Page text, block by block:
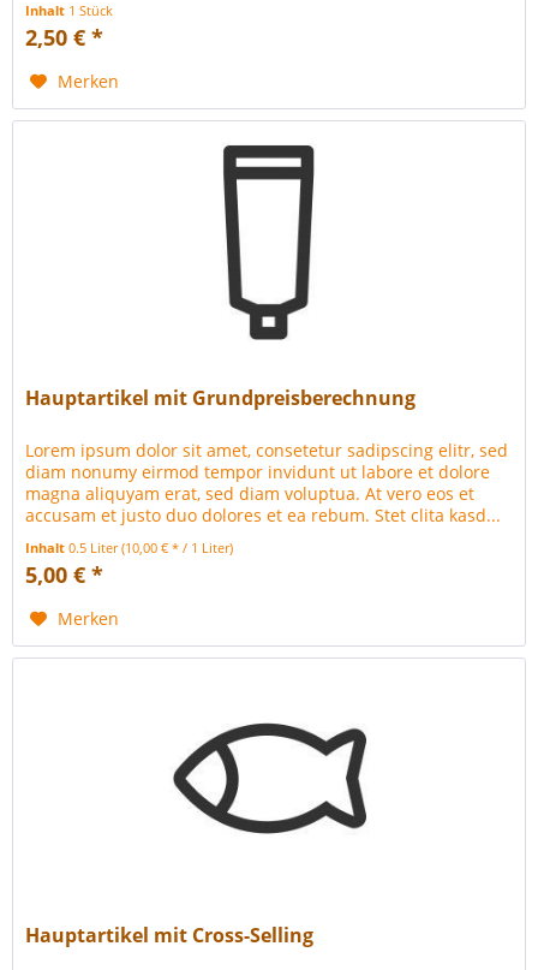
Inhalt 1 Stück
2,50 € *
Merken
Hauptartikel mit Grundpreisberechnung
Lorem ipsum dolor sit amet, consetetur sadipscing elitr, sed
diam nonumy eirmod tempor invidunt ut labore et dolore
magna aliquyam erat, sed diam voluptua. At vero eos et
accusam et justo duo dolores et ea rebum. Stet clita kasd...
Inhalt0.5 Liter(10,00 € * / 1 Liter)
5,00 € *
Merken
Hauptartikel mit Cross-Selling